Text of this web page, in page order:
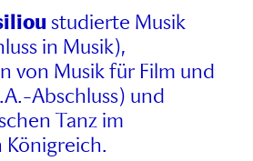
studierte Musik
in Musik),
von Musik für Film und
Abschluss) und
Tanz im